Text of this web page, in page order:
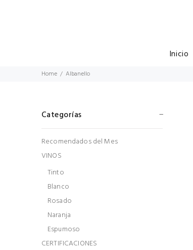
Inicio
Home Albanello
Categorías
Recomendados del Mes
VINOS
Tinto
Blanco
Rosado
Naranja
Espumoso
CERTIFICACIONES